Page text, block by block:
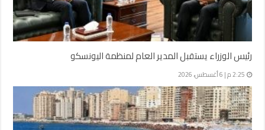
رئيس الوزراء يستقبل المدير العام لمنظمة اليونسكو
2:25 م | 6 أغسطس، 2026